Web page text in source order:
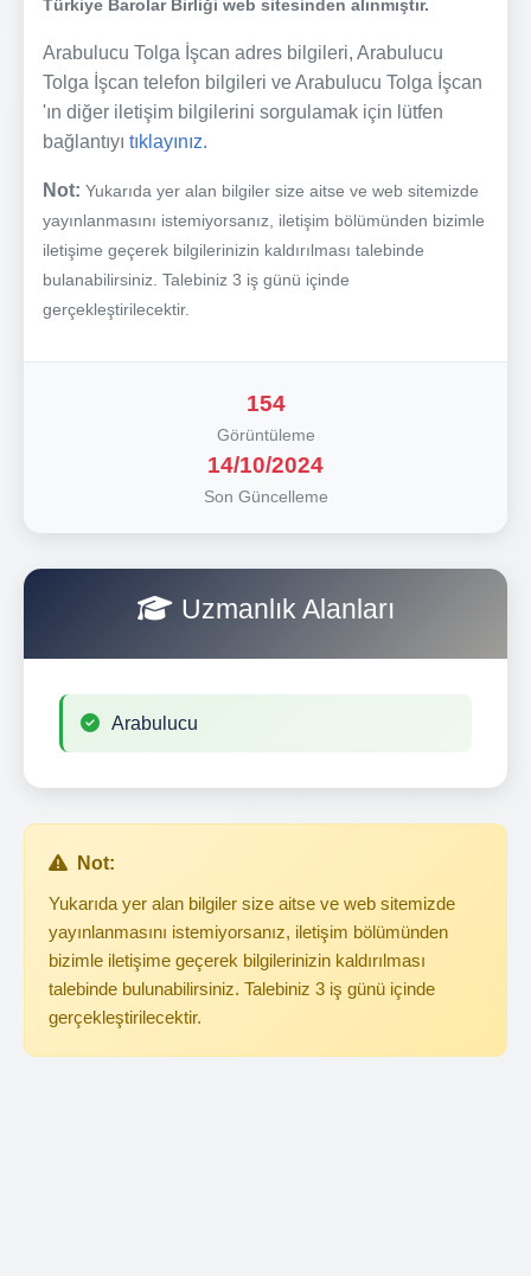
Türkiye Barolar Birliği web sitesinden alınmıştır.
Arabulucu Tolga İşcan adres bilgileri, Arabulucu
Tolga İşcan telefon bilgileri ve Arabulucu Tolga İşcan
'ın diğer iletişim bilgilerini sorgulamak için lütfen
bağlantıyı tıklayınız.
Not: Yukarıda yer alan bilgiler size aitse ve web sitemizde
yayınlanmasını istemiyorsanız, iletişim bölümünden bizimle
iletişime geçerek bilgilerinizin kaldırılması talebinde
bulanabilirsiniz. Talebiniz 3 iş günü içinde
gerçekleştirilecektir.
154
Görüntüleme
14/10/2024
Son Güncelleme
Uzmanlık Alanları
Arabulucu
Not:
Yukarıda yer alan bilgiler size aitse ve web sitemizde
yayınlanmasını istemiyorsanız, iletişim bölümünden
bizimle iletişime geçerek bilgilerinizin kaldırılması
talebinde bulunabilirsiniz. Talebiniz 3 iş günü içinde
gerçekleştirilecektir.